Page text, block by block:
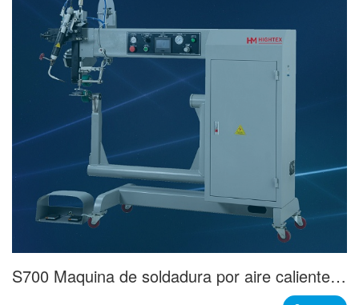
S700 Maquina de soldadura por aire caliente para botes inflables